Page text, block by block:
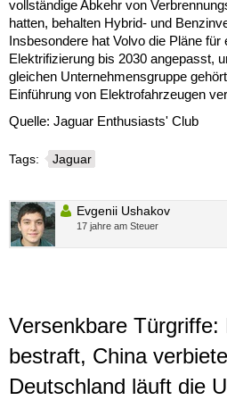
vollständige Abkehr von
hatten, behalten Hybrid- und
Insbesondere hat Volvo die Pläne für
Elektrifizierung bis 2030 angepasst,
gleichen Unternehmensgruppe
Einführung von Elektrofahrzeugen
Quelle: Jaguar Enthusiasts' Club
Tags: Jaguar
Evgenii Ushakov
17 jahre am Steuer
Versenkbare Türgriffe:
bestraft, China
Deutschland läuft die